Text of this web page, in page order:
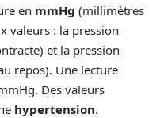
en mmHg (millimètres
valeurs : la pression
et la pression
repos). Une lecture
Des valeurs
hypertension.